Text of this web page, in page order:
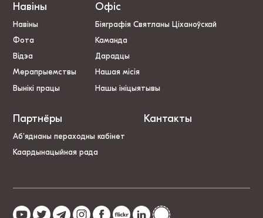
Навіны
Навіны
Фота
Відэа
Мерапрыемствы
Вынікі працы
Офіс
Біяграфія Святланы Ціханоўскай
Каманда
Дарадцы
Нашая місія
Нашы ініцыятывы
Партнёры
Аб’яднаны пераходны кабінет
Каардынацыйная рада
Кантакты